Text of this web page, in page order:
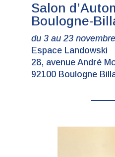
Salon
Boulogne-
du 3 au 23
Espace Landowski
28, avenue André
92100 Boulogne